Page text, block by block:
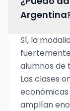
Sí, la
alumnos de
Las clases
amplían